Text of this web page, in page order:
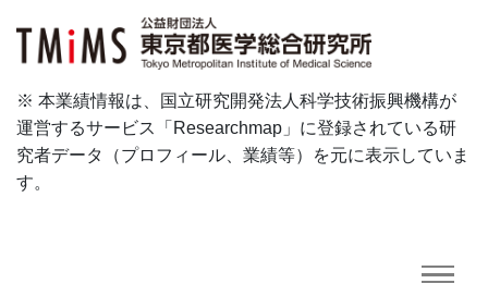
※ 本業績情報は、国立研究開発法人科学技術振興機構が
運営するサービス「Researchmap」に登録されている研
究者データ（プロフィール、業績等）を元に表示していま
す。